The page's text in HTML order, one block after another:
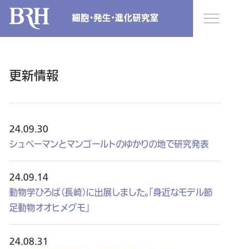
細胞・発生・進化研究室
更新情報
24.09.30
シュペーマンとマンゴールトのゆかりの地で研究発表
24.09.14
動物学ひろば（長崎）に出展しました。「身近なモデル節
足動物オオヒメグモ」
24.08.31